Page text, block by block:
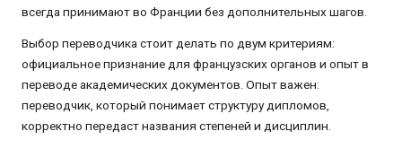
всегда принимают во Франции без дополнительных шагов.
Выбор переводчика стоит делать по двум критериям:
официальное признание для французских органов и опыт в
переводе академических документов. Опыт важен:
переводчик, который понимает структуру дипломов,
корректно передаст названия степеней и дисциплин.